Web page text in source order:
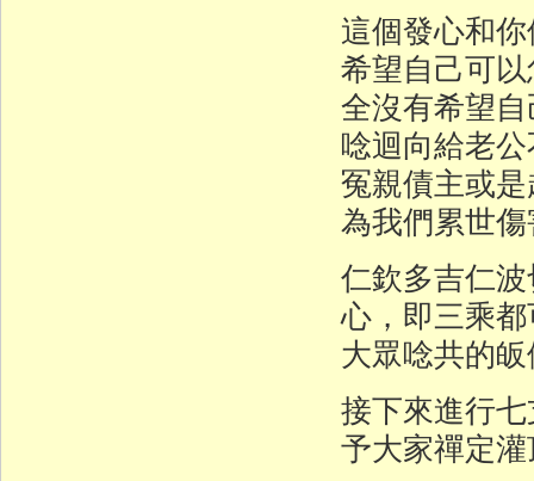
這個發心和
希望自己可
全沒有希望
唸迴向給老
冤親債主或
為我們累世
仁欽多吉仁
心，即三乘
大眾唸共的
接下來進行
予大家禪定